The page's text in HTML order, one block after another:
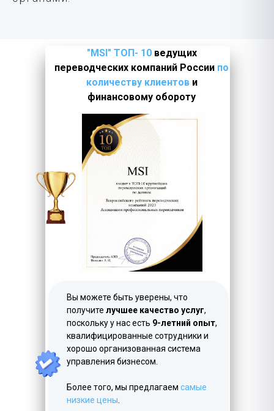
LET'S GO!
"MSI" ТОП- 10ведущих
переводческих компаний России по
количеству клиентови
финансовому обороту
Вы можете быть уверены, что
получите лучшее качество услуг,
поскольку у нас есть 9-летний опыт,
квалифицированные сотрудники и
хорошо организованная система
управления бизнесом.
Более того, мы предлагаем самые
низкие цены